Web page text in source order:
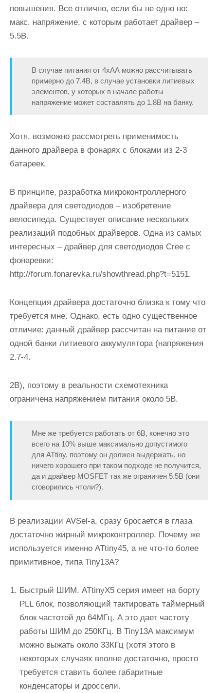
повышения. Все отлично, если бы не одно но:
макс. напряжение, с которым работает драйвер –
5.5В.
В случае питания от 4хАА можно рассчитывать
примерно до 7.4В, в случае установки литиевых
элементов, у которых в начале работы
напряжение может составлять до 1.8В на банку.
Хотя, возможно рассмотреть применимость
данного драйвера в фонарях с блоками из 2-3
батареек.
В принципе, разработка микроконтроллерного
драйвера для светодиодов – изобретение
велосипеда. Существует описание нескольких
реализаций подобных драйверов. Одна из самых
интересных – драйвер для светодиодов Cree с
фонаревки:
http://forum.fonarevka.ru/showthread.php?t=5151.
Концепция драйвера достаточно близка к тому что
требуется мне. Однако, есть одно существенное
отличие: данный драйвер рассчитан на питание от
одной банки литиевого аккумулятора (напряжения
2.7-4.
2В), поэтому в реальности схемотехника
ограничена напряжением питания около 5В.
Мне же требуется работать от 6В, конечно это
всего на 10% выше максимально допустимого
для ATtiny, поэтому он должен выдержать, но
ничего хорошего при таком подходе не получится,
да и драйвер MOSFET так же ограничен 5.5В (они
сговорились чтоли?).
В реализации AVSel-а, сразу бросается в глаза
достаточно жирный микроконтроллер. Почему же
используется именно ATtiny45, а не что-то более
примитивное, типа Tiny13A?
Быстрый ШИМ. ATtinyX5 серия имеет на борту
PLL блок, позволяющий тактировать таймерный
блок частотой до 64МГц. А это дает частоту
работы ШИМ до 250КГц. В Tiny13A максимум
можно выжать около 33КГц (хотя этого в
некоторых случаях вполне достаточно, просто
требуется ставить более габаритные
конденсаторы и дроссели.